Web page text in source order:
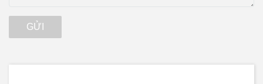
GỬI